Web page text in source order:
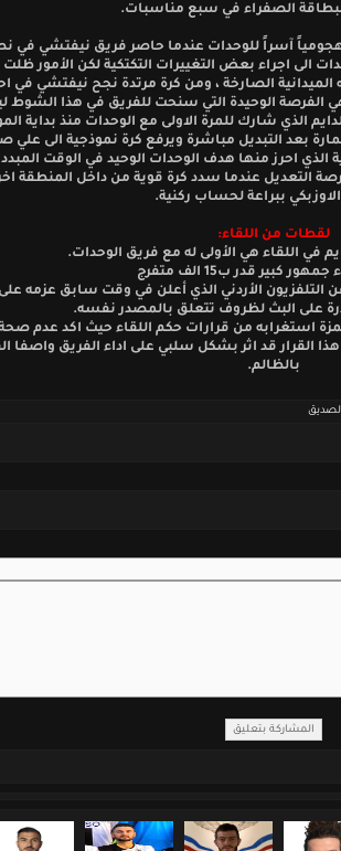
الصفراء في سبع مناسبات.
آسراً للوحدات عندما حاصر فريق نيفتشي في
الى اجراء بعض التغييرات التكتكية لكن الأمور
الميدانية الصارخة ، ومن كرة مرتدة نجح نيفتشي في
الفرصة الوحيدة التي سنحت للفريق في هذا الشوط
بلال عبدالدايم الذي شارك للمرة الاولى مع الوحدات منذ بداية
بعد التبديل مباشرة ويرفع كرة نموذجية الى علي
الذي احرز منها هدف الوحدات الوحيد في الوقت
التعديل عندما سدد كرة قوية من داخل المنطقة
ببراعة لحساب ركنية.
لقطات من اللقاء:
في اللقاء هي الأولى له مع فريق الوحدات.
كبير قدر ب15 الف متفرج
التلفزيون الأردني الذي أعلن في وقت سابق عزمه
على البث لظروف تتعلق بالمصدر نفسه.
استغرابه من قرارات حكم اللقاء حيث اكد عدم
القرار قد اثر بشكل سلبي على اداء الفريق واصفا
بالظالم.